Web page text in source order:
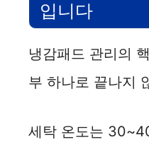
입니다
냉감패드 관리의
부 하나로 끝나지
세탁 온도는